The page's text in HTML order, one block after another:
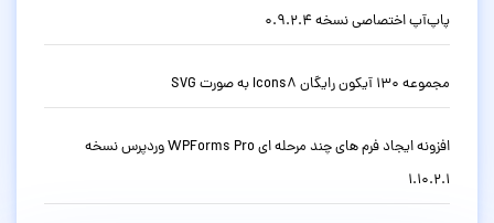
پاپ‌آپ اختصاصی نسخه 0.9.2.4
مجموعه 130 آیکون رایگان Icons8 به صورت SVG
افزونه ایجاد فرم های چند مرحله ای WPForms Pro وردپرس نسخه
1.10.2.1